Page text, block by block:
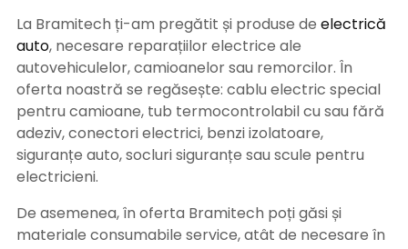
La Bramitech ți-am pregătit și produse de electrică
auto, necesare reparațiilor electrice ale
autovehiculelor, camioanelor sau remorcilor. În
oferta noastră se regăsește: cablu electric special
pentru camioane, tub termocontrolabil cu sau fără
adeziv, conectori electrici, benzi izolatoare,
siguranțe auto, socluri siguranțe sau scule pentru
electricieni.
De asemenea, în oferta Bramitech poți găsi și
materiale consumabile service, atât de necesare în